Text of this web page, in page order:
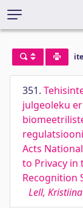
351.
julgeoleku
Acts
to Privacy in
Recognition
Lell,